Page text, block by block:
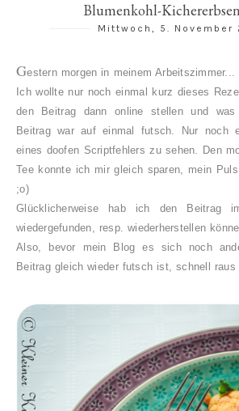
Blumenkohl-
Mittwoch, 5. November
Gestern morgen in meinem Arbeitszimmer...
Ich wollte nur noch einmal kurz dieses
den Beitrag dann online stellen und
Beitrag war auf einmal futsch. Nur noch
eines doofen Scriptfehlers zu sehen. Den
Tee konnte ich mir gleich sparen, mein
;o)
Glücklicherweise hab ich den Beitrag
wiedergefunden, resp. wiederherstellen
Also, bevor mein Blog es sich noch
Beitrag gleich wieder futsch ist, schnell raus